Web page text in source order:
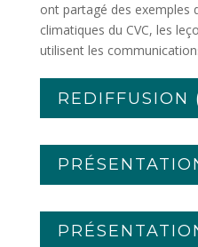
ont partagé des exemples
climatiques du CVC, les
utilisent les
REDIFFUSION